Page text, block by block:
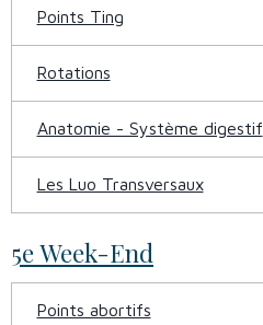
Points Ting
Rotations
Anatomie - Système digestif
Les Luo Transversaux
5e Week-End
Points abortifs